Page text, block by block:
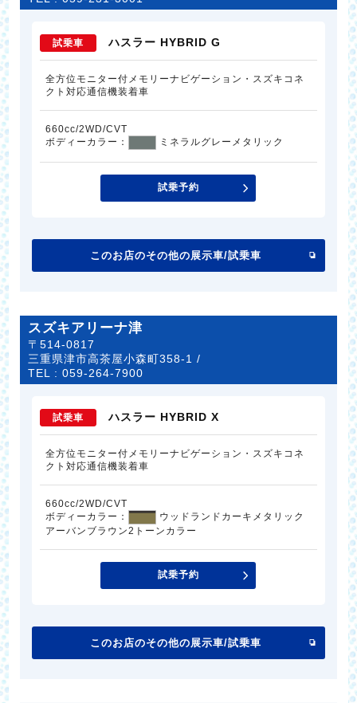
試乗車 ハスラー HYBRID G
全方位モニター付メモリーナビゲーション・スズキコネ
クト対応通信機装着車
660cc/2WD/CVT
ボディーカラー：
ミネラルグレーメタリック
試乗予約
このお店のその他の展示車/試乗車
スズキアリーナ津
〒514-0817
三重県津市高茶屋小森町358-1 /
TEL :059-264-7900
試乗車 ハスラー HYBRID X
全方位モニター付メモリーナビゲーション・スズキコネ
クト対応通信機装着車
660cc/2WD/CVT
ボディーカラー：
ウッドランドカーキメタリック
アーバンブラウン2トーンカラー
試乗予約
このお店のその他の展示車/試乗車